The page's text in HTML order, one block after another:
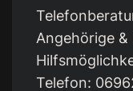
An­gehö­rige
Telefon: